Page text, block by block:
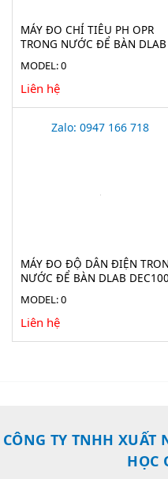
MÁY ĐO CHỈ TIÊU PH OPR
TRONG NƯỚC ĐỂ BÀN DLAB
MODEL: 0
Liên hệ
Zalo: 0947 166 718
MÁY ĐO ĐỘ DẪN ĐIỆN
NƯỚC ĐỂ BÀN DLAB
MODEL: 0
Liên hệ
CÔNG TY TNHH XUẤT
HỌC